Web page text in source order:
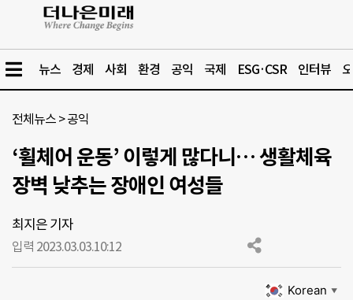
뉴스 경제 사회 환경 공익 국제 ESG·CSR 인터뷰
전체뉴스 >공익
‘휠체어 운동’ 이렇게 많다니… 생활체육
장벽 낮추는 장애인 여성들
최지은 기자
입력 2023.03.03.10:12
Korean ▼